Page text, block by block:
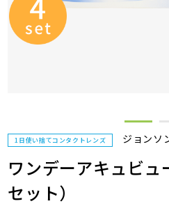
1日使い捨てコンタクトレンズ ジョンソ
ワンデーアキュビ
セット）